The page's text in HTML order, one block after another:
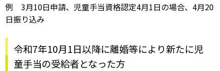
例 3月10日申請、児童手当資格認定4月1日の場合、4月20
日振り込み
令和7年10月1日以降に離婚等により新たに児
童手当の受給者となった方